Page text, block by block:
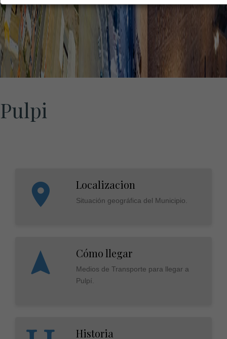
Pulpi
Localizacion
Situación geográfica del Municipio.
Cómo llegar
Medios de Transporte para llegar a
Pulpí.
Historia